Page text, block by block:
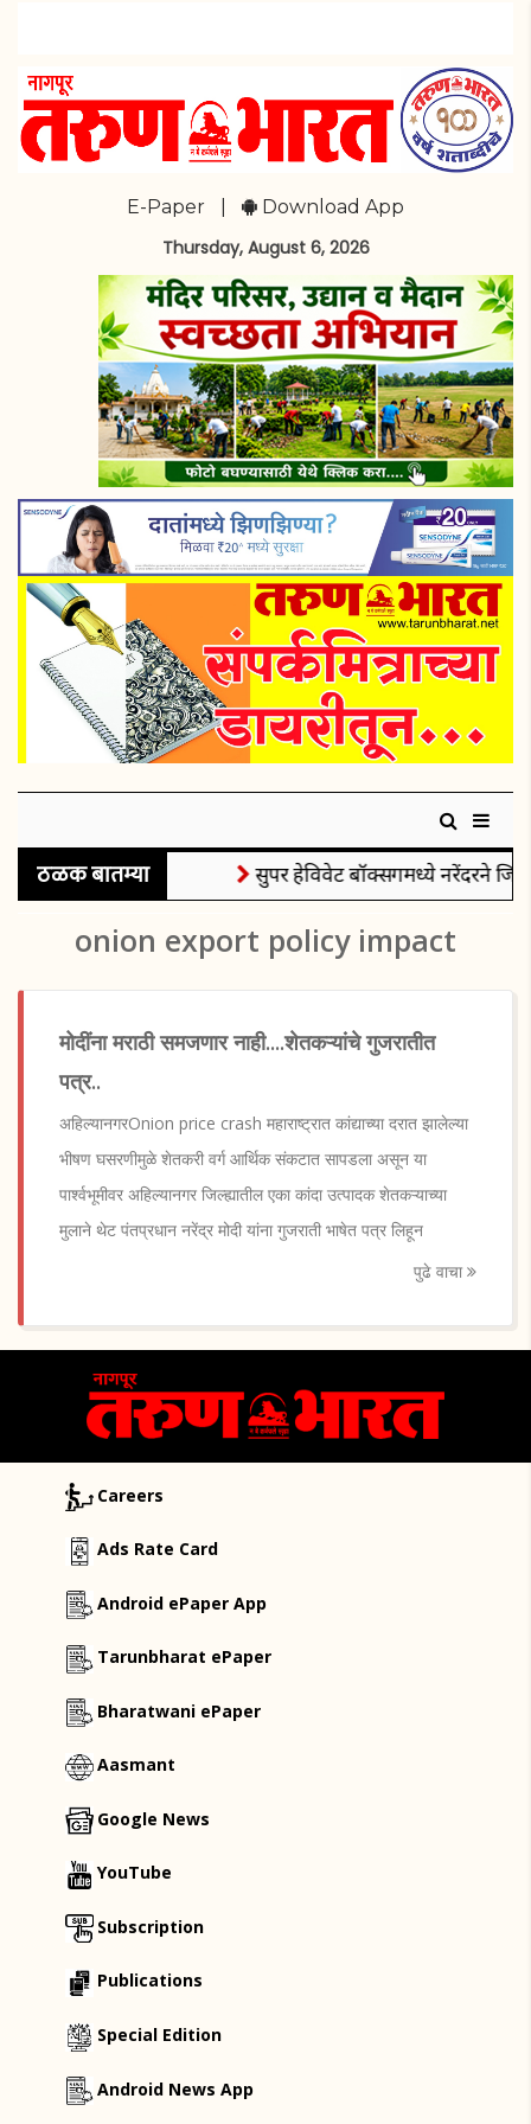
E-Paper Download App
Thursday, August 6, 2026
ठळक बातम्या सुपर हेविवेट बॉक्सिंगमध्ये नरेंदरने
onion export policy impact
मोदींना मराठी समजणार नाही....शेतकऱ्यांचे गुजरातीत
पत्र..
अहिल्यानगरOnion price crash महाराष्ट्रात कांद्याच्या दरात झालेल्या
भीषण घसरणीमुळे शेतकरी वर्ग आर्थिक संकटात सापडला असून या
पार्श्वभूमीवर अहिल्यानगर जिल्ह्यातील एका कांदा उत्पादक शेतकऱ्याच्या
मुलाने थेट पंतप्रधान नरेंद्र मोदी यांना गुजराती भाषेत पत्र लिहून
पुढे वाचा
Careers
Ads Rate Card
Android ePaper App
Tarunbharat ePaper
Bharatwani ePaper
Aasmant
Google News
YouTube
Subscription
Publications
Special Edition
Android News App